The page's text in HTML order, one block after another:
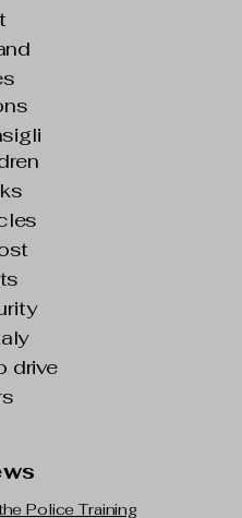
drive
Police Training